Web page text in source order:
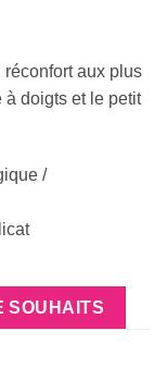
aux plus
à doigts et le petit
/
SOUHAITS